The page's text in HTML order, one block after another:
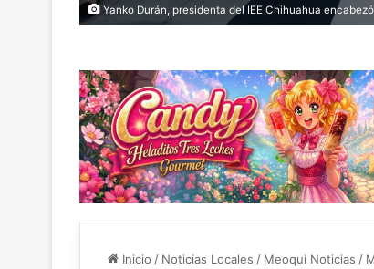
Yanko Durán, presidenta del IEE Chihuahua
Inicio / Noticias Locales / Meoqui Noticias /